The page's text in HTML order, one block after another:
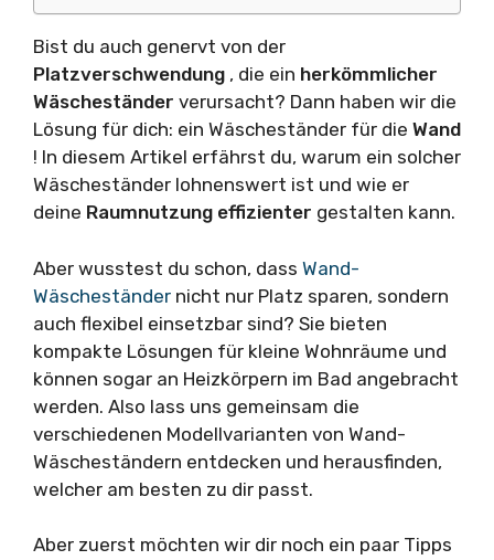
Bist du auch genervt von der
Platzverschwendung , die ein herkömmlicher
Wäscheständer verursacht? Dann haben wir die
Lösung für dich: ein Wäscheständer für die Wand
! In diesem Artikel erfährst du, warum ein solcher
Wäscheständer lohnenswert ist und wie er
deine Raumnutzung effizienter gestalten kann.
Aber wusstest du schon, dass Wand-
Wäscheständer nicht nur Platz sparen, sondern
auch flexibel einsetzbar sind? Sie bieten
kompakte Lösungen für kleine Wohnräume und
können sogar an Heizkörpern im Bad angebracht
werden. Also lass uns gemeinsam die
verschiedenen Modellvarianten von Wand-
Wäscheständern entdecken und herausfinden,
welcher am besten zu dir passt.
Aber zuerst möchten wir dir noch ein paar Tipps